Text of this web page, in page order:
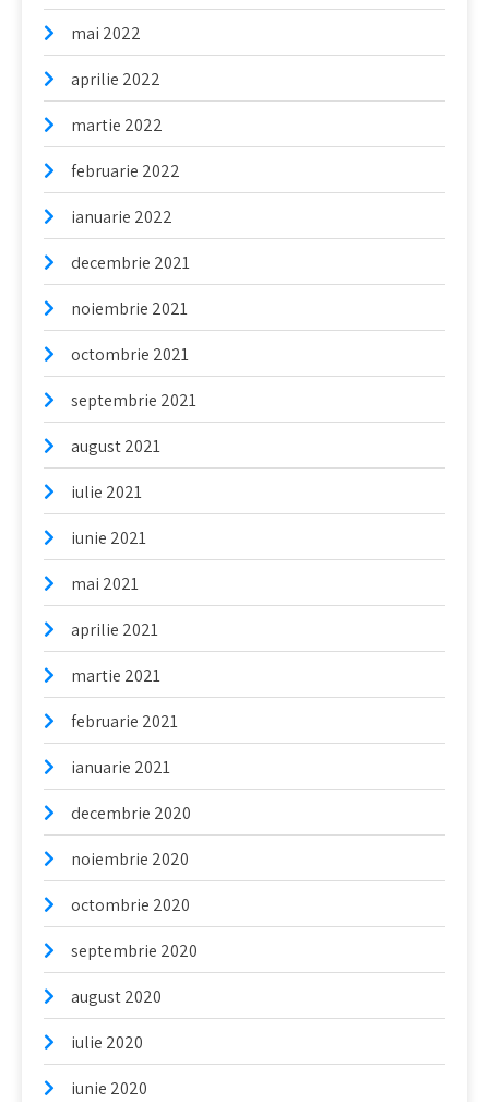
mai 2022
aprilie 2022
martie 2022
februarie 2022
ianuarie 2022
decembrie 2021
noiembrie 2021
octombrie 2021
septembrie 2021
august 2021
iulie 2021
iunie 2021
mai 2021
aprilie 2021
martie 2021
februarie 2021
ianuarie 2021
decembrie 2020
noiembrie 2020
octombrie 2020
septembrie 2020
august 2020
iulie 2020
iunie 2020